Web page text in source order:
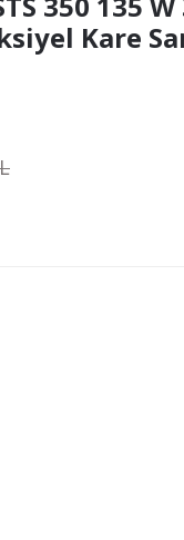
Kare